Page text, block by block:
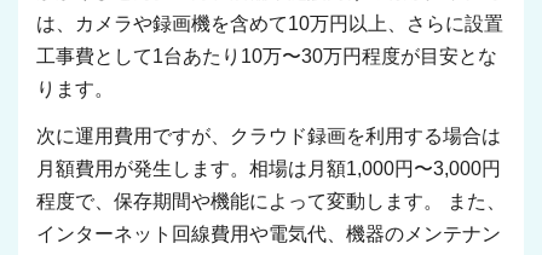
は、カメラや録画機を含めて10万円以上、さらに設置
工事費として1台あたり10万〜30万円程度が目安とな
ります。
次に運用費用ですが、クラウド録画を利用する場合は
月額費用が発生します。相場は月額1,000円〜3,000円
程度で、保存期間や機能によって変動します。 また、
インターネット回線費用や電気代、機器のメンテナン